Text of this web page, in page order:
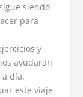
siendo
para
y
ayudarán
día.
este viaje